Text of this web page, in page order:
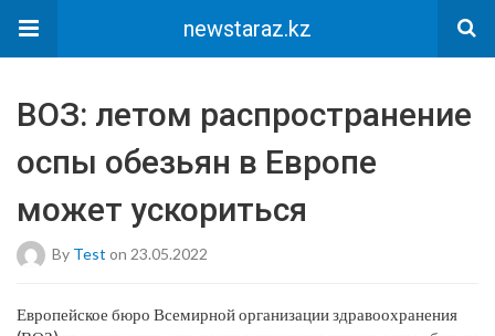
newstaraz.kz
ВОЗ: летом распространение
оспы обезьян в Европе
может ускориться
By Test on 23.05.2022
Европейское бюро Всемирной организации здравоохранения